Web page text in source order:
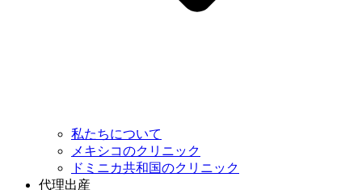
私たちについて
メキシコのクリニック
ドミニカ共和国のクリニック
代理出産